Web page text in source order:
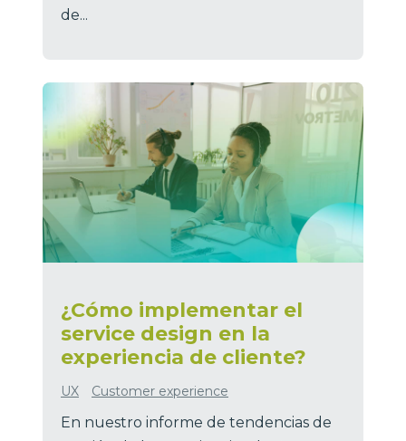
de...
¿Cómo implementar el
service design en la
experiencia de cliente?
UX Customer experience
En nuestro informe de tendencias de